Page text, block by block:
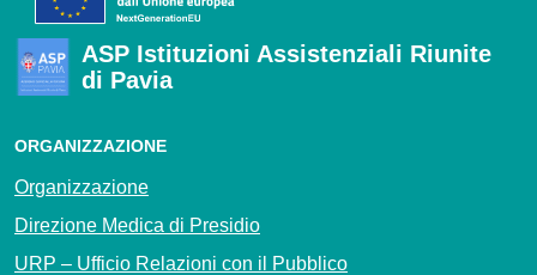
ASP Istituzioni Assistenziali Riunite
di Pavia
ORGANIZZAZIONE
Organizzazione
Direzione Medica di Presidio
URP – Ufficio Relazioni con il Pubblico